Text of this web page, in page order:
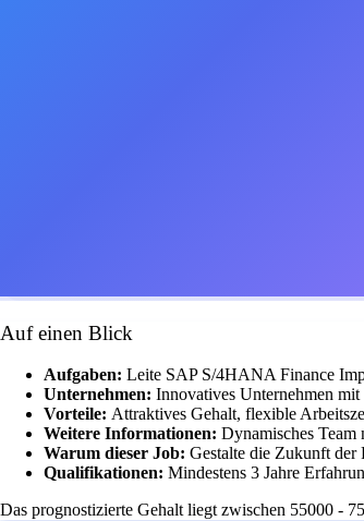
Auf einen Blick
Aufgaben: Leite SAP S/4HANA Finance
Unternehmen: Innovatives Unternehmen
Vorteile: Attraktives Gehalt, flexible
Weitere Informationen: Dynamisches
Warum dieser Job: Gestalte die Zukunft der
Qualifikationen: Mindestens 3 Jahre
Das prognostizierte Gehalt liegt zwischen 55000 -